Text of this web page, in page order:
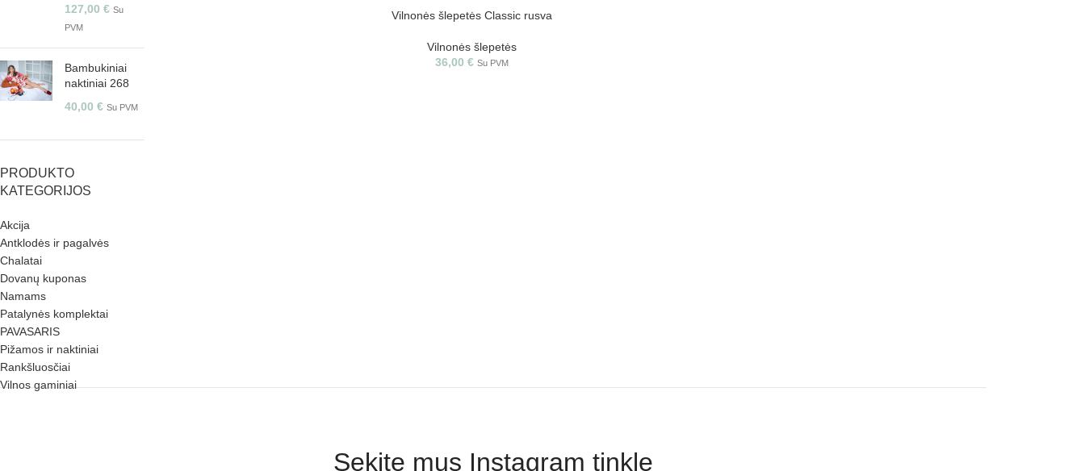
127,00 € Su
PVM
Bambukiniai
naktiniai 268
40,00 € Su PVM
PRODUKTO
KATEGORIJOS
Akcija
Antklodės ir pagalvės
Chalatai
Dovanų kuponas
Namams
Patalynės komplektai
PAVASARIS
Pižamos ir naktiniai
Rankšluosčiai
Vilnos gaminiai
Vilnonės šlepetės Classic rusva
Vilnonės šlepetės
36,00€ Su PVM
Sekite mus Instagram tinkle